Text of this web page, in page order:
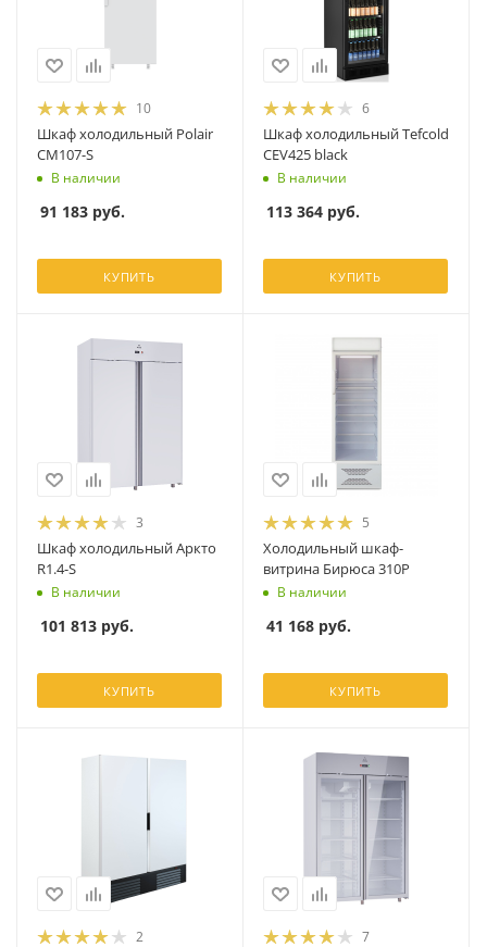
10
Шкаф холодильный Polair
CM107-S
В наличии
91 183 руб.
КУПИТЬ
6
Шкаф холодильный Tefcold
CEV425 black
В наличии
113 364 руб.
КУПИТЬ
3
Шкаф холодильный Аркто
R1.4-S
В наличии
101 813 руб.
КУПИТЬ
5
Холодильный шкаф-
витрина Бирюса 310P
В наличии
41 168 руб.
КУПИТЬ
2 7